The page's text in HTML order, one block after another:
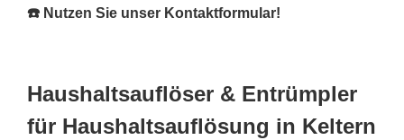
☎️ Nutzen Sie unser Kontaktformular!
Haushaltsauflöser & Entrümpler
für Haushaltsauflösung in Keltern